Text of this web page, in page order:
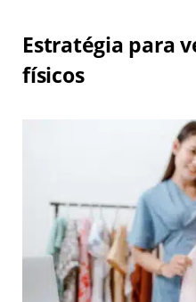
Estratégia para
físicos